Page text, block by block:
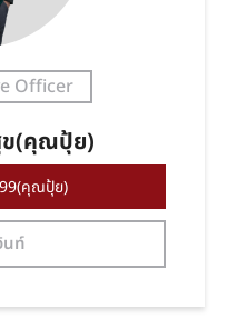
Officer
(คุณปุ้ย)
คุณปุ้ย)
นท์